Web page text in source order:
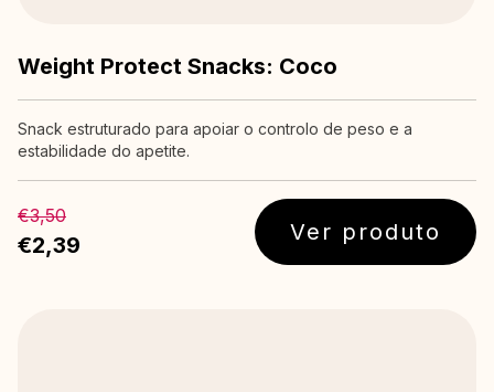
Weight Protect Snacks: Coco
Snack estruturado para apoiar o controlo de peso e a
estabilidade do apetite.
€3,50
€2,39 Ver produto